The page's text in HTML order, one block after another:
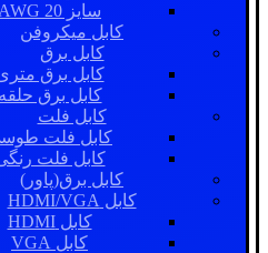
سایز AWG 20
کابل میکروفن
کابل برق
کابل برق
کابل برق حلقه
کابل فلت
کابل فلت
کابل فلت
کابل برق(پاور)
کابل HDMI/VGA
کابل HDMI
کابل VGA